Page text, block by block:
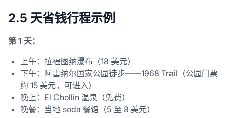
2.5 天省钱行程示例
第 1 天：
上午：拉福图纳瀑布（18 美元）
下午：阿雷纳尔国家公园徒步——1968 Trail（公园门票
约 15 美元，可进入）
晚上：El Chollin 温泉（免费）
晚餐：当地 soda 餐馆（5 至 8 美元）